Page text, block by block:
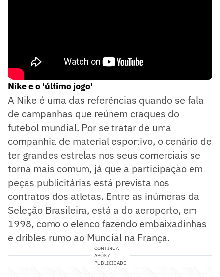
Nike e o 'último jogo'
A Nike é uma das referências quando se fala
de campanhas que reúnem craques do
futebol mundial. Por se tratar de uma
companhia de material esportivo, o cenário de
ter grandes estrelas nos seus comerciais se
torna mais comum, já que a participação em
peças publicitárias está prevista nos
contratos dos atletas. Entre as inúmeras da
Seleção Brasileira, está a do aeroporto, em
1998, como o elenco fazendo embaixadinhas
e dribles rumo ao Mundial na França.
CONTINUA
APÓS A
PUBLICIDADE